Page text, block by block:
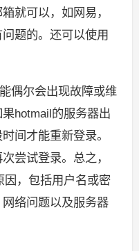
就可以，如网易，
题的。还可以使用
偶尔会出现故障或维
hotmail的服务器出
间才能重新登录。
尝试登录。总之，
因，包括用户名或密
络问题以及服务器